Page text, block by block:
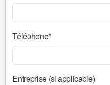
Téléphone*
Entreprise (si applicable)